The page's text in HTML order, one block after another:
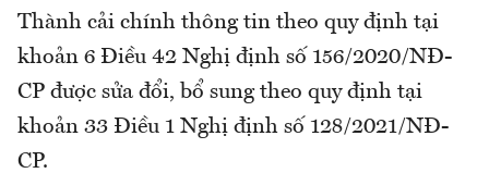
Thành cải chính thông tin theo quy định tại
khoản 6 Điều 42 Nghị định số 156/2020/NĐ-
CP được sửa đổi, bổ sung theo quy định tại
khoản 33 Điều 1 Nghị định số 128/2021/NĐ-
CP.